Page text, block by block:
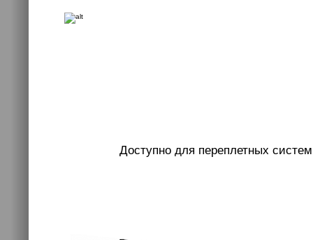
Доступно для переплетных